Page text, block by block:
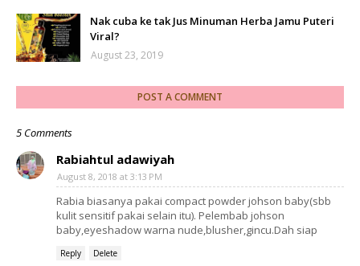
Nak cuba ke tak Jus Minuman Herba Jamu Puteri
Viral?
August 23, 2019
POST A COMMENT
5 Comments
Rabiahtul adawiyah
August 8, 2018 at 3:13 PM
Rabia biasanya pakai compact powder johson baby(sbb
kulit sensitif pakai selain itu). Pelembab johson
baby,eyeshadow warna nude,blusher,gincu.Dah siap
Reply Delete